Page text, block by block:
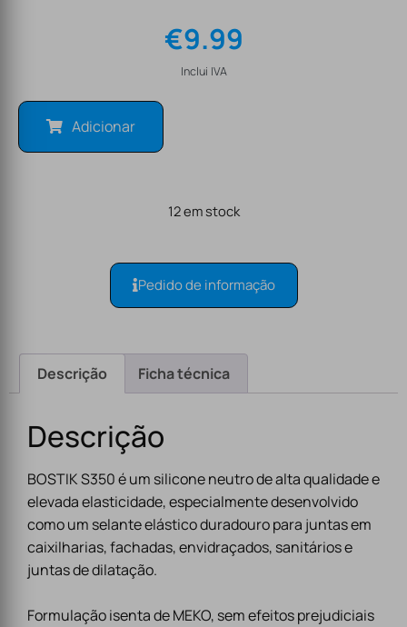
€9.99
Inclui IVA
Adicionar
12 em stock
Pedido de informação
Descrição Ficha técnica
Descrição
BOSTIK S350 é um silicone neutro de alta qualidade e
elevada elasticidade, especialmente desenvolvido
como um selante elástico duradouro para juntas em
caixilharias, fachadas, envidraçados, sanitários e
juntas de dilatação.
Formulação isenta de MEKO, sem efeitos prejudiciais